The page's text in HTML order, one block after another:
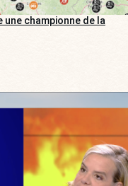
une championne de la